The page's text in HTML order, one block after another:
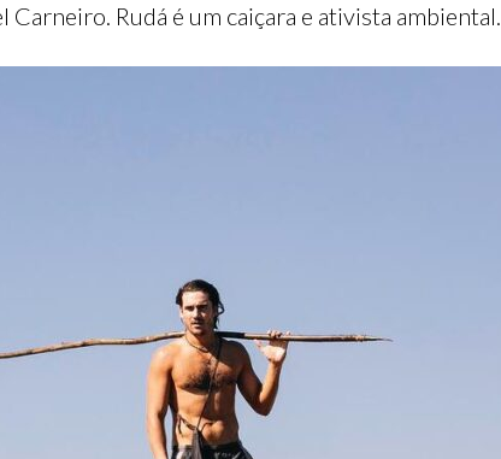
Carneiro. Rudá é um caiçara e ativista ambiental.